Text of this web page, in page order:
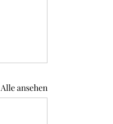
Alle ansehen